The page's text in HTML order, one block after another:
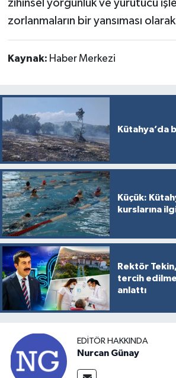
zihinsel yorgunluk ve yürütücü
zorlanmaların bir yansıması
Kaynak: Haber Merkezi
Kütahya’da
Küçük:
kurslarına
Rektör
tercih
anlattı
EDITÖR HAKKINDA
Nurcan Günay